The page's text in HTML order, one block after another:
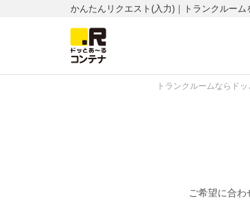
かんたんリクエスト(入力)｜トランクルー
トランクルームならド
ご希望に合